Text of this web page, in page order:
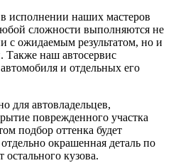
исполнении наших мастеров
сложности выполняются не
с ожидаемым результатом, но и
Также наш автосервис
и отдельных его
для автовладельцев,
поврежденного участка
подбор оттенка будет
окрашенная деталь по
остального кузова.